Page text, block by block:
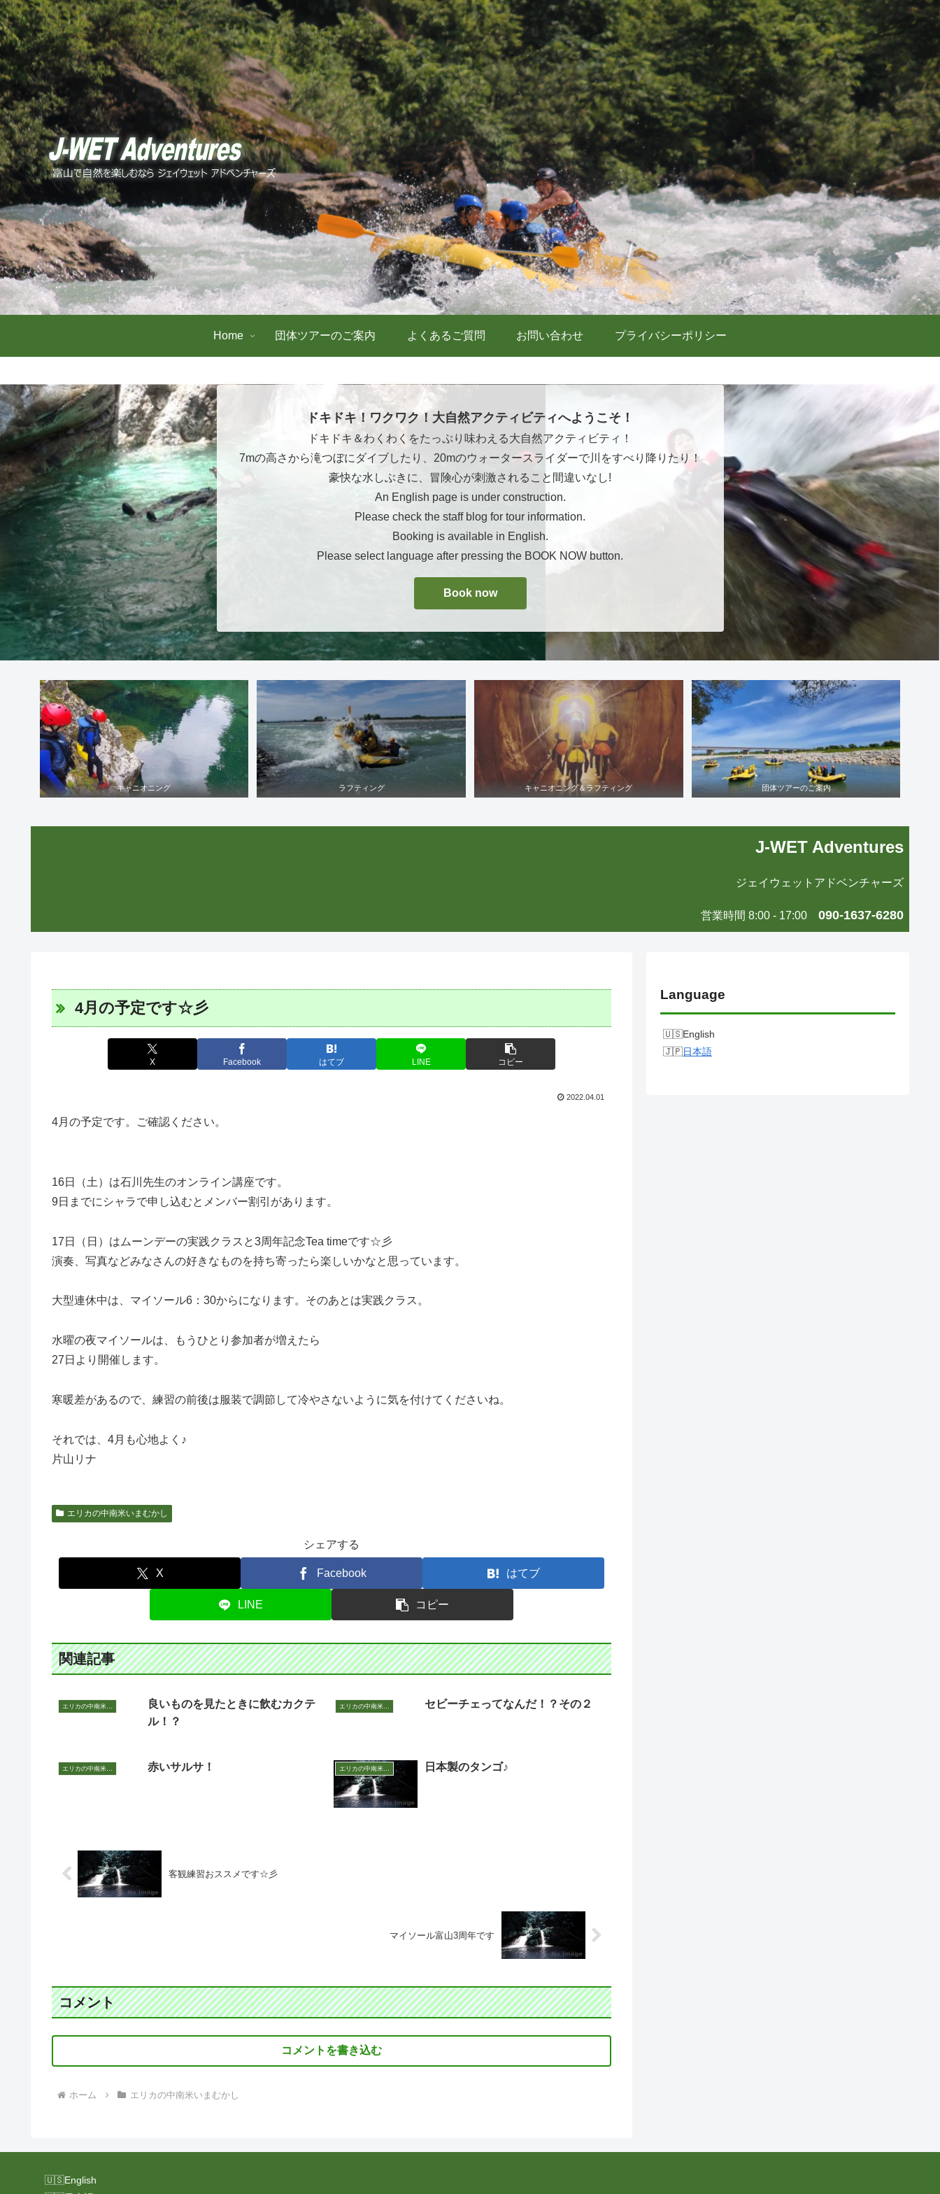
Home 団体ツアーのご案内 よくあるご質問 お問い合わせ プライバシーポリシー
ドキドキ！ワクワク！大自然アクティビティへようこそ！
ドキドキ＆わくわくをたっぷり味わえる大自然アクティビティ！
7mの高さから滝つぼにダイブしたり、20mのウォータースライダーで川をすべり降りたり！
豪快な水しぶきに、冒険心が刺激されること間違いなし!
An English page is under construction.
Please check the staff blog for tour information.
Booking is available in English.
Please select language after pressing the BOOK NOW button.
Book now
キャニオニング ラフティング キャニオニング＆ラフティング 団体ツアーのご案内
J-WET Adventures
ジェイウェットアドベンチャーズ
営業時間 8:00 - 17:00 090-1637-6280
4月の予定です☆彡
X Facebook はてブ LINE コピー
2022.04.01
4月の予定です。ご確認ください。
16日（土）は石川先生のオンライン講座です。
9日までにシャラで申し込むとメンバー割引があります。
17日（日）はムーンデーの実践クラスと3周年記念Tea timeです☆彡
演奏、写真などみなさんの好きなものを持ち寄ったら楽しいかなと思っています。
大型連休中は、マイソール6：30からになります。そのあとは実践クラス。
水曜の夜マイソールは、もうひとり参加者が増えたら
27日より開催します。
寒暖差があるので、練習の前後は服装で調節して冷やさないように気を付けてくださいね。
それでは、4月も心地よく♪
片山リナ
エリカの中南米いまむかし
シェアする
X Facebook はてブ
LINE コピー
関連記事
良いものを見たときに飲むカクテ
ル！？
セビーチェってなんだ！？その２
エリカの中南米いまむかし 赤いサルサ！ エリカの中南米いまむかし 日本製のタンゴ♪
客観練習おススメです☆彡
マイソール富山3周年です
コメント
コメントを書き込む
ホーム エリカの中南米いまむかし
Language
English
日本語
English